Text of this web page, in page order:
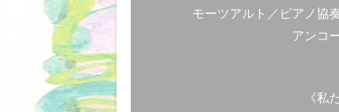
モーツアルト／ピアノ協
アンコ
《私